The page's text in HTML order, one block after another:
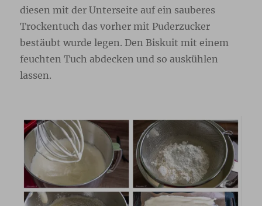
diesen mit der Unterseite auf ein sauberes
Trockentuch das vorher mit Puderzucker
bestäubt wurde legen. Den Biskuit mit einem
feuchten Tuch abdecken und so auskühlen
lassen.